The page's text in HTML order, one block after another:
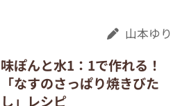
山本ゆり
味ぽんと水1：1で作れる！
「なすのさっぱり焼きびた
し」レシピ